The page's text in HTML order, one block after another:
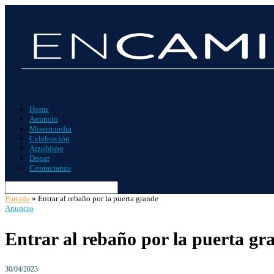
Home
Anuncio
Misericordia
Celebración
Arzobispo
Donar
Contactanos
Portada » Entrar al rebaño por la puerta grande
Anuncio
Entrar al rebaño por la puerta
30/04/2023